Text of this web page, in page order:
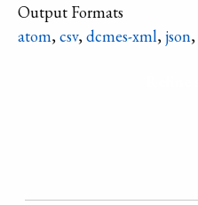
Vyhodovanets′
Olga Vasylivna
Output Formats
atom, csv, dcmes-xml, json,